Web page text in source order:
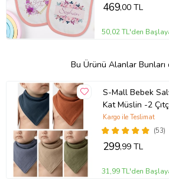
469,00 TL
50,02 TL'den
Bu Ürünü Alanlar Bunları
S-Mall Bebek
Kat Müslin -2
(53)
Kargo ile Teslimat
299,99 TL
31,99 TL'den